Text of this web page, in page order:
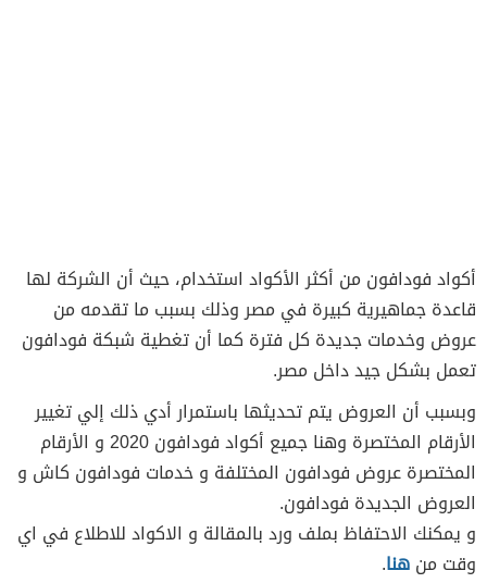
أكواد فودافون من أكثر الأكواد استخدام، حيث أن الشركة لها
قاعدة جماهيرية كبيرة في مصر وذلك بسبب ما تقدمه من
عروض وخدمات جديدة كل فترة كما أن تغطية شبكة فودافون
تعمل بشكل جيد داخل مصر.
وبسبب أن العروض يتم تحديثها باستمرار أدي ذلك إلي تغيير
الأرقام المختصرة وهنا جميع أكواد فودافون 2020 و الأرقام
المختصرة عروض فودافون المختلفة و خدمات فودافون كاش و
العروض الجديدة فودافون.
و يمكنك الاحتفاظ بملف ورد بالمقالة و الاكواد للاطلاع في اي
وقت منهنا.